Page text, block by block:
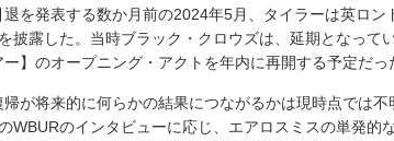
を発表する数か月前の2024年5月、タイラーは英ロン
披露した。当時ブラック・クロウズは、延期となって
ー】のオープニング・アクトを年内に再開する予定だっ
が将来的に何らかの結果につながるかは現時点では不
WBURのインタビューに応じ、エアロスミスの単発的